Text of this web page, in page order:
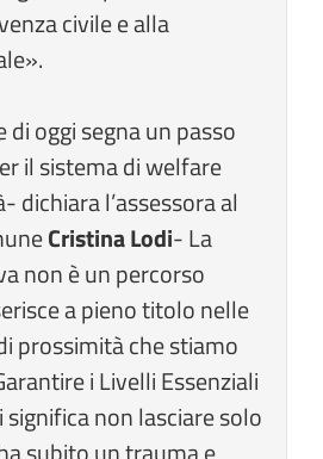
civile e alla
di oggi segna un passo
il sistema di welfare
dichiara l’assessora al
Cristina Lodi- La
non è un percorso
a pieno titolo nelle
prossimità che stiamo
i Livelli Essenziali
non lasciare solo